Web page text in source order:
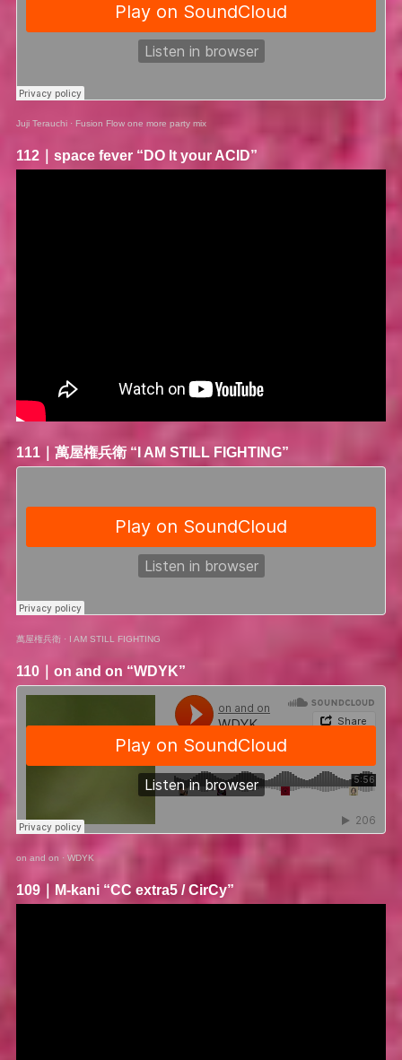
Juji Terauchi· Fusion Flow one more party mix
112｜ space fever“DO It your ACID”
111｜ 萬屋権兵衛“I AM STILL FIGHTING”
萬屋権兵衛· I AM STILL FIGHTING
110｜ on and on “WDYK”
on and on · WDYK
109｜ M-kani“CC extra5 / CirCy”